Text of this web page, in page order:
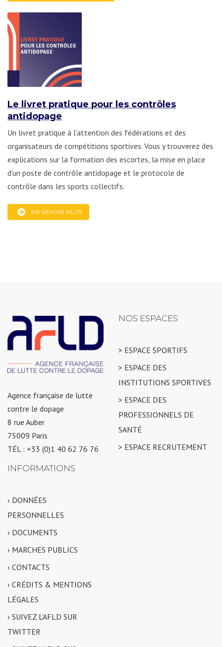
Le livret pratique pour les contrôles
antidopage
Un livret pratique à l’attention des fédérations et des
organisateurs de compétitions sportives. Vous y trouverez des
explications sur la formation des escortes, la mise en place
d’un poste de contrôle antidopage et le protocole de
contrôle dans les sports collectifs.
EN SAVOIR PLUS
Agence française de lutte
contre le dopage
8 rue Auber
75009 Paris
TÉL : +33 (0)1 40 62 76 76
NOS ESPACES
> ESPACE SPORTIFS
> ESPACE DES
INSTITUTIONS SPORTIVES
> ESPACE DES
PROFESSIONNELS DE
SANTÉ
> ESPACE RECRUTEMENT
INFORMATIONS
› DONNÉES
PERSONNELLES
› DOCUMENTS
› MARCHES PUBLICS
› CONTACTS
› CRÉDITS & MENTIONS
LÉGALES
› SUIVEZ L’AFLD SUR
TWITTER